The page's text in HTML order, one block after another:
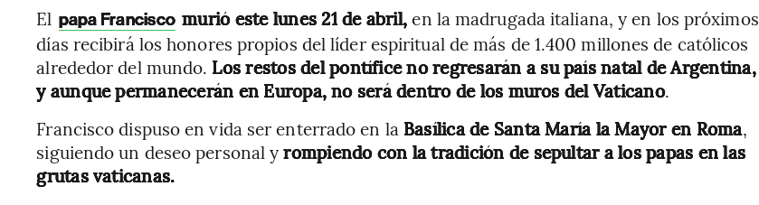
El papa Francisco murió este lunes 21 de abril,en la madrugada italiana, y en los próximos
días recibirá los honores propios del líder espiritual de más de 1.400 millones de católicos
alrededor del mundo. Los restos del pontífice no regresarán a su país natal de Argentina,
y aunque permanecerán en Europa, no será dentro de los muros del Vaticano.
Francisco dispuso en vida ser enterrado en la Basílica de Santa María la Mayor en Roma,
siguiendo un deseo personal yrompiendo con la tradición de sepultar a los papas en las
grutas vaticanas.